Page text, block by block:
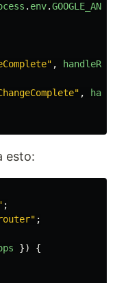
. env.
" ,
" ,
esto:
;
" ;
})
{